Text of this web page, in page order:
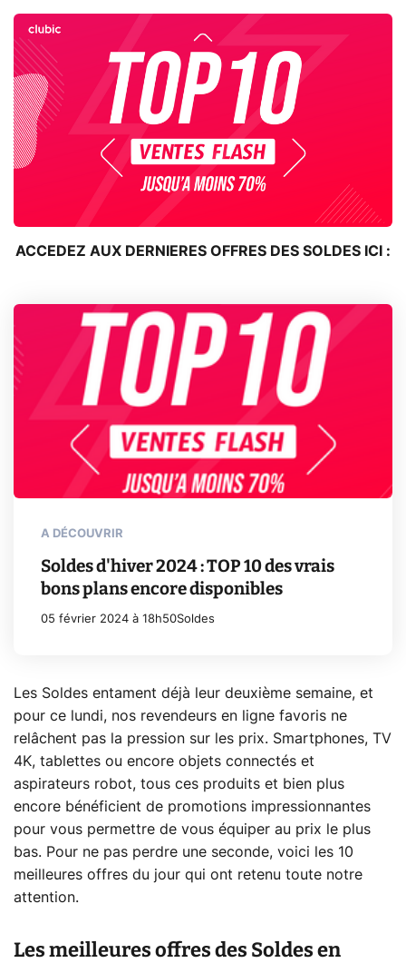
ACCEDEZ AUX DERNIERES OFFRES DES SOLDES ICI :
A DÉCOUVRIR
Soldes d'hiver 2024 : TOP 10 des vrais
bons plans encore disponibles
05 février 2024 à 18h50Soldes
Les Soldes entament déjà leur deuxième semaine, et
pour ce lundi, nos revendeurs en ligne favoris ne
relâchent pas la pression sur les prix. Smartphones, TV
4K, tablettes ou encore objets connectés et
aspirateurs robot, tous ces produits et bien plus
encore bénéficient de promotions impressionnantes
pour vous permettre de vous équiper au prix le plus
bas. Pour ne pas perdre une seconde, voici les 10
meilleures offres du jour qui ont retenu toute notre
attention.
Les meilleures offres des Soldes en